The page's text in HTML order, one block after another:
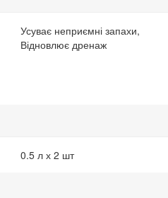
Усуває неприємні запахи,
Відновлює дренаж
0.5 л х 2 шт